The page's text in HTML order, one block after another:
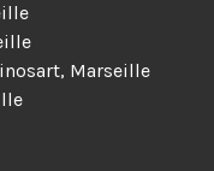
Marseille